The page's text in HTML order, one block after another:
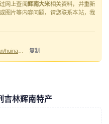
网上查阅辉南大米相关资料，并重新
图片等内容问题，请您联系本站，我
复制
吉林辉南特产